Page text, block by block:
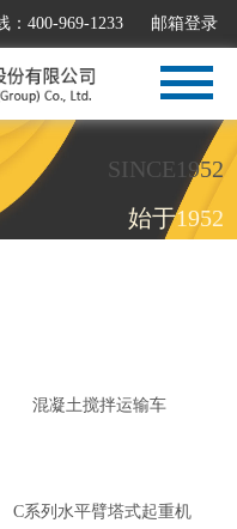
：400-969-1233 邮箱登录
SINCE1952
始于1952
混凝土搅拌运输车
C系列水平臂塔式起重机